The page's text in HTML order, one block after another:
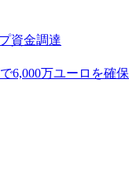
資金調達
6,000万ユーロを確保